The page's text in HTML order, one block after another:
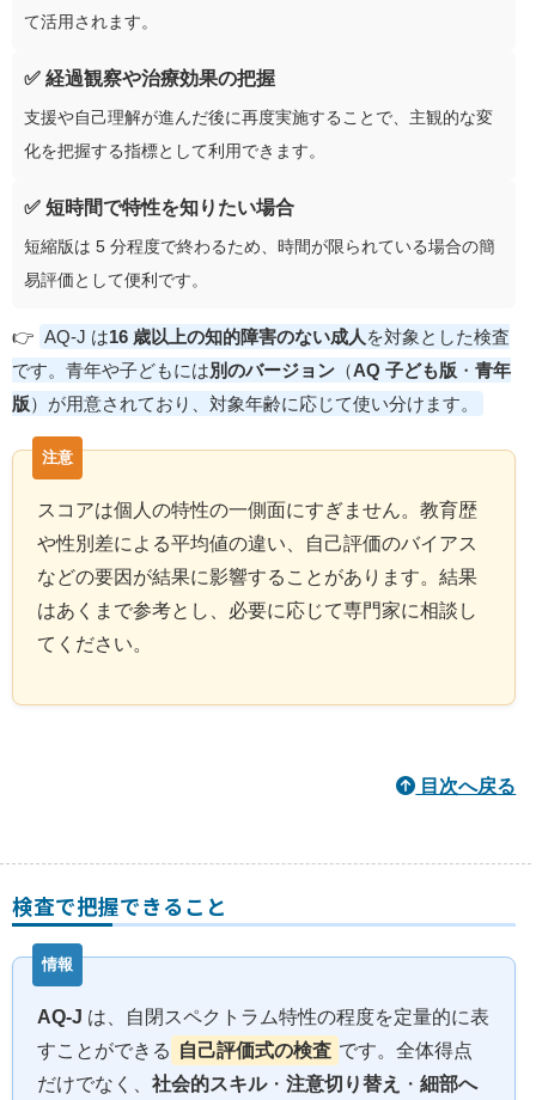
て活用されます。
✅ 経過観察や治療効果の把握
支援や自己理解が進んだ後に再度実施することで、主観的な変
化を把握する指標として利用できます。
✅ 短時間で特性を知りたい場合
短縮版は 5 分程度で終わるため、時間が限られている場合の簡
易評価として便利です。
👉 AQ‑J は16 歳以上の知的障害のない成人 を対象とした検査
です。青年や子どもには別のバージョン （AQ 子ども版 ・ 青年
版）が用意されており、対象年齢に応じて使い分けます。
スコアは個人の特性の一側面にすぎません。教育歴
や性別差による平均値の違い、自己評価のバイアス
などの要因が結果に影響することがあります。結果
はあくまで参考とし、必要に応じて専門家に相談し
てください。
目次へ戻る
検査で把握できること
AQ‑J は、自閉スペクトラム特性の程度を定量的に表
すことができる 自己評価式の検査 です。全体得点
だけでなく、 社会的スキル・ 注意切り替え ・ 細部へ